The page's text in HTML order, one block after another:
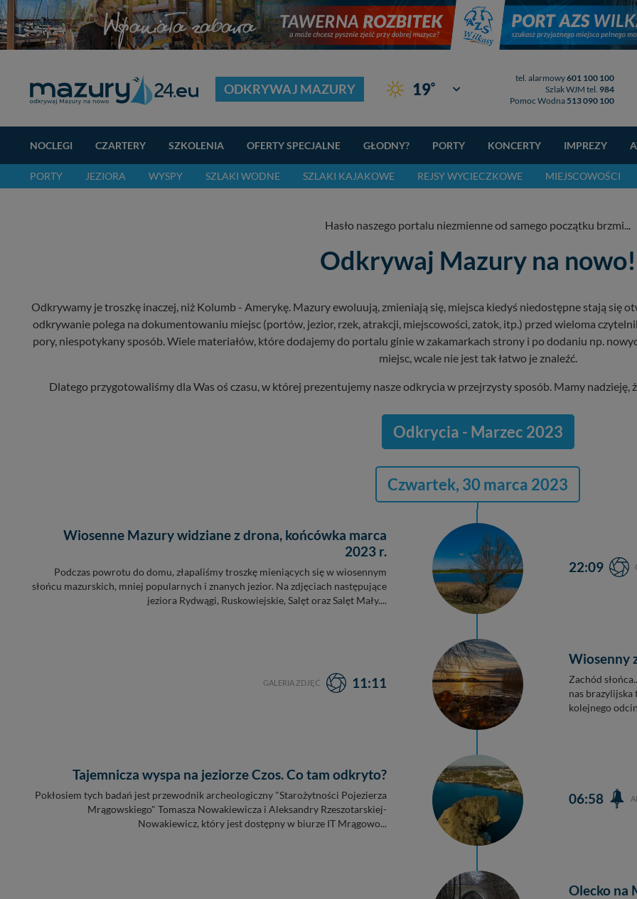
ODKRYWAJ MAZURY 19° Giżycko
tel. alarmowy601 100 100
Szlak WJM tel. 984
Pomoc Wodna 513 090 100
NOCLEGI CZARTERY SZKOLENIA OFERTY SPECJALNE GŁODNY? PORTY KONCERTY IMPREZY
PORTY JEZIORA WYSPY SZLAKI WODNE SZLAKI KAJAKOWE REJSY WYCIECZKOWE MIEJSCOWOŚCI
Hasło naszego portalu niezmienne od samego początku brzmi...
Odkrywaj Mazury na nowo!
Odkrywamy je troszkę inaczej, niż Kolumb - Amerykę. Mazury ewoluują, zmieniają się, miejsca kiedyś niedostępne stają się
odkrywanie polega na dokumentowaniu miejsc (portów, jezior, rzek, atrakcji, miejscowości, zatok, itp.) przed wieloma
pory, niespotykany sposób. Wiele materiałów, które dodajemy do portalu ginie w zakamarkach strony i po dodaniu np.
miejsc, wcale nie jest tak łatwo je znaleźć.
Dlatego przygotowaliśmy dla Was oś czasu, w której prezentujemy nasze odkrycia w przejrzysty sposób. Mamy nadzieję,
Odkrycia - Marzec 2023
Czwartek, 30 marca 2023
Wiosenne Mazury widziane z drona, końcówka marca
2023 r.
Podczas powrotu do domu, złapaliśmy troszkę mieniących się w wiosennym
słońcu mazurskich, mniej popularnych i znanych jezior. Na zdjęciach następujące
jeziora Rydwągi, Ruskowiejskie, Salęt oraz Salęt Mały....
22:09
GALERIA ZDJĘĆ 11:11
Wiosenny
Zachód
nas brazylijska
kolejnego
Tajemnicza wyspa na jeziorze Czos. Co tam odkryto?
Pokłosiem tych badań jest przewodnik archeologiczny "Starożytności Pojezierza
Mrągowskiego" Tomasza Nowakiewicza i Aleksandry Rzeszotarskiej-
Nowakiewicz, który jest dostępny w biurze IT Mrągowo...
06:58
Olecko na